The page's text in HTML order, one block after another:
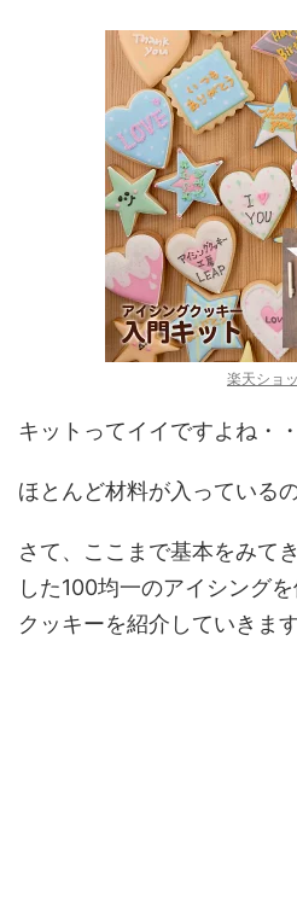
楽天ショ
キットってイイですよね・・
ほとんど材料が入っている
さて、ここまで基本をみて
した100均一のアイシング
クッキーを紹介していきます